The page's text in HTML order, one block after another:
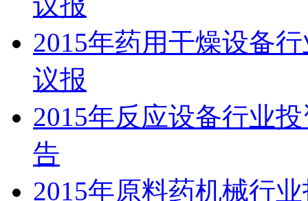
2015年药用干燥设备
议报
2015年反应设备行业
告
2015年原料药机械行